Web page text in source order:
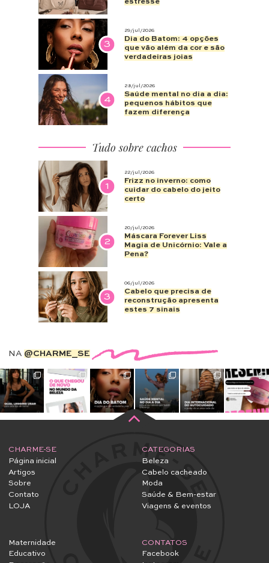
estresse
3
29/jul/2026
Dia do Batom: 4 opções
que vão além da cor e são
verdadeiras joias
4
28/jul/2026
Saúde mental no dia a dia:
pequenos hábitos que
fazem diferença
Tudo sobre cachos
1
22/jul/2026
Frizz no inverno: como
cuidar do cabelo do jeito
certo
2
20/jul/2026
Máscara Forever Liss
Magia de Unicórnio: Vale a
Pena?
3
06/jul/2026
Cabelo que precisa de
reconstrução apresenta
estes 7 sinais
NA @CHARME_SE
CHARME-SE
Página inicial
Artigos
Sobre
Contato
LOJA
CATEGORIAS
Beleza
Cabelo cacheado
Moda
Saúde & Bem-estar
Viagens & eventos
Maternidade
Educativo
CONTATOS
Facebook